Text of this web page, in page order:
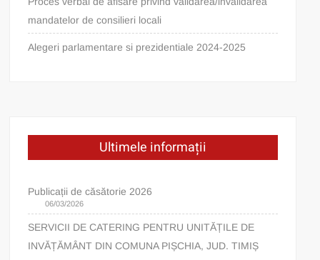
mandatelor de consilieri locali
Alegeri parlamentare si prezidentiale 2024-2025
Ultimele informații
Publicații de căsătorie 2026
06/03/2026
SERVICII DE CATERING PENTRU UNITĂȚILE DE
INVĂȚĂMÂNT DIN COMUNA PIȘCHIA, JUD. TIMIȘ